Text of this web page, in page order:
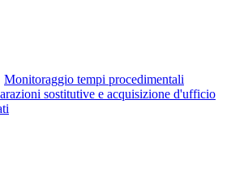
Monitoraggio tempi procedimentali
sostitutive e acquisizione d'ufficio